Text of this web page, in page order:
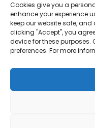
Adresse : 15A,
55, 9e rue
technologies, Rue
Shenzhen, Chine
Copyright © 2026
Cookies give you a
enhance your experience
keep our website safe,
clicking "Accept", you
device for these purposes.
preferences. For more